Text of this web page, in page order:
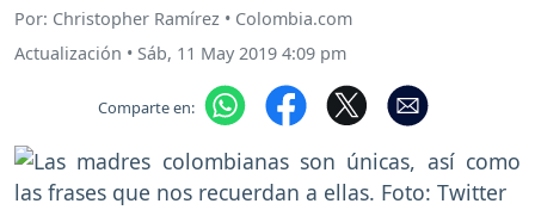
Por: Christopher Ramírez • Colombia.com
Actualización • Sáb, 11 May 2019 4:09 pm
Comparte en: